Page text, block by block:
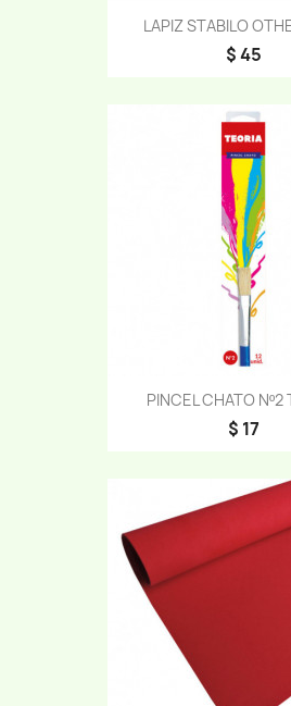
LAPIZ STABILO
$ 45
PINCEL CHATO Nº2
$ 17